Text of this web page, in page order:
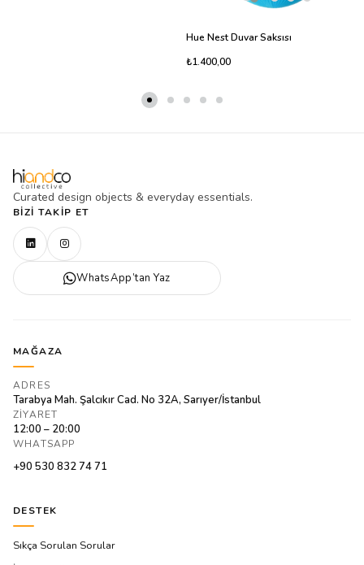
Hue Nest Duvar Saksısı
₺1.400,00
Curated design objects & everyday essentials.
BIZI TAKIP ET
WhatsApp’tan Yaz
MAĞAZA
ADRES
Tarabya Mah. Şalcıkır Cad. No 32A, Sarıyer/İstanbul
ZIYARET
12:00 – 20:00
WHATSAPP
+90 530 832 74 71
DESTEK
Sıkça Sorulan Sorular